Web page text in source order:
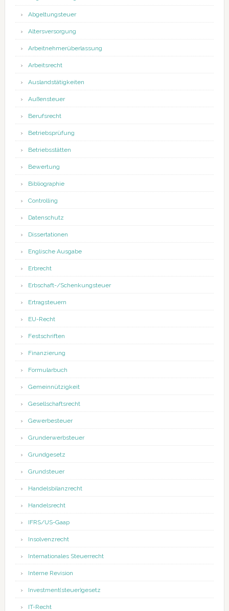
Abgeltungsteuer
Altersversorgung
Arbeitnehmerüberlassung
Arbeitsrecht
Auslandstätigkeiten
Außensteuer
Berufsrecht
Betriebsprüfung
Betriebsstätten
Bewertung
Bibliographie
Controlling
Datenschutz
Dissertationen
Englische Ausgabe
Erbrecht
Erbschaft-/Schenkungsteuer
Ertragsteuern
EU-Recht
Festschriften
Finanzierung
Formularbuch
Gemeinnützigkeit
Gesellschaftsrecht
Gewerbesteuer
Grunderwerbsteuer
Grundgesetz
Grundsteuer
Handelsbilanzrecht
Handelsrecht
IFRS/US-Gaap
Insolvenzrecht
Internationales Steuerrecht
Interne Revision
Investment(steuer)gesetz
IT-Recht